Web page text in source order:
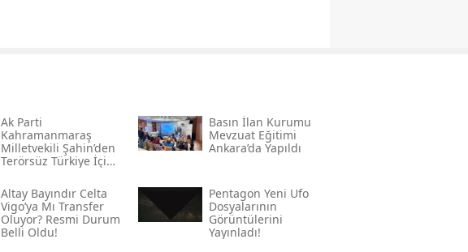
Ak Parti
Kahramanmaraş
Milletvekili Şahin’den
Terörsüz Türkiye İçin
Basın İlan Kurumu
Mevzuat Eğitimi
Ankara’da Yapıldı
Altay Bayındır Celta
Vigo’ya Mı Transfer
Oluyor? Resmi Durum
Belli Oldu!
Pentagon Yeni Ufo
Dosyalarının
Görüntülerini
Yayınladı!